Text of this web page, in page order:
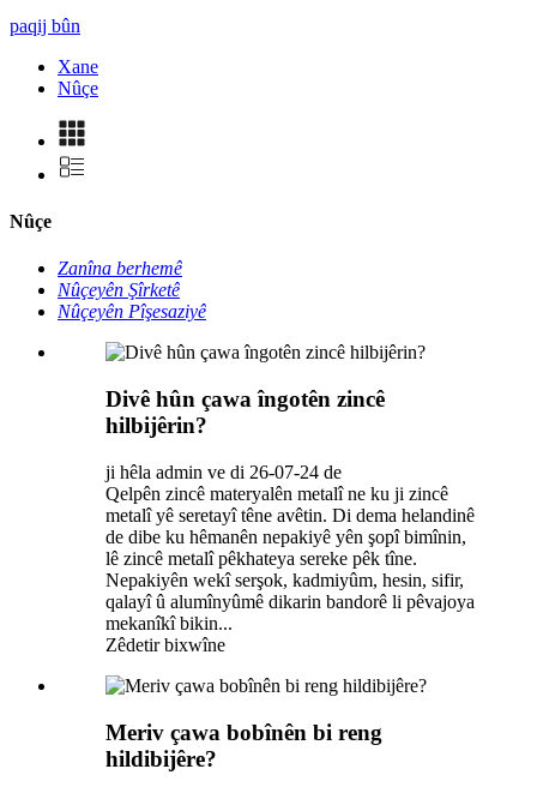
paqij bûn
Xane
Nûçe
Nûçe
Zanîna berhemê
Nûçeyên Şîrketê
Nûçeyên Pîşesaziyê
Divê hûn çawa îngotên zincê
hilbijêrin?
ji hêla admin ve di 26-07-24 de
Qelpên zincê materyalên metalî ne ku ji zincê
metalî yê seretayî têne avêtin. Di dema helandinê
de dibe ku hêmanên nepakiyê yên şopî bimînin,
lê zincê metalî pêkhateya sereke pêk tîne.
Nepakiyên wekî serşok, kadmiyûm, hesin, sifir,
qalayî û alumînyûmê dikarin bandorê li pêvajoya
mekanîkî bikin...
Zêdetir bixwîne
Meriv çawa bobînên bi reng
hildibijêre?